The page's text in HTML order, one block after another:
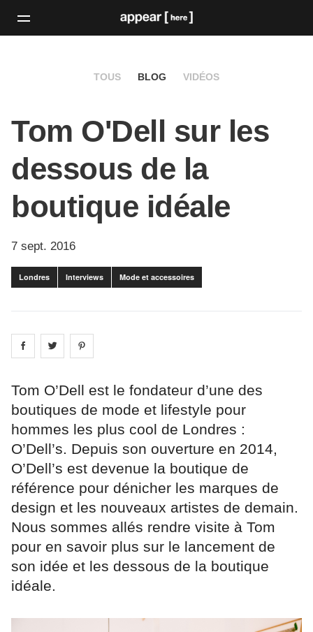
TOUS BLOG VIDÉOS
Tom O'Dell sur les
dessous de la
boutique idéale
7 sept. 2016
Londres Interviews Mode et accessoires
Share on facebook
Share on
Tom O’Dell est le fondateur d’une des
boutiques de mode et lifestyle pour
hommes les plus cool de Londres :
O’Dell’s. Depuis son ouverture en 2014,
O’Dell’s est devenue la boutique de
référence pour dénicher les marques de
design et les nouveaux artistes de demain.
Nous sommes allés rendre visite à Tom
pour en savoir plus sur le lancement de
son idée et les dessous de la boutique
idéale.